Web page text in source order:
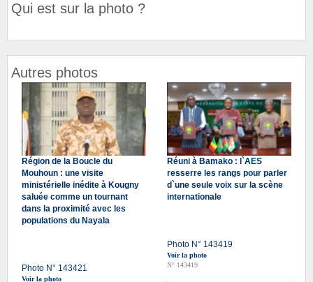
Qui est sur la photo ?
Autres photos
Région de la Boucle du
Mouhoun : une visite
ministérielle inédite à Kougny
saluée comme un tournant
dans la proximité avec les
populations du Nayala
Photo N° 143421
Voir la photo
Réuni à Bamako : l`AES
resserre les rangs pour parler
d`une seule voix sur la scène
internationale
Photo N° 143419
Voir la photo
N° 143419